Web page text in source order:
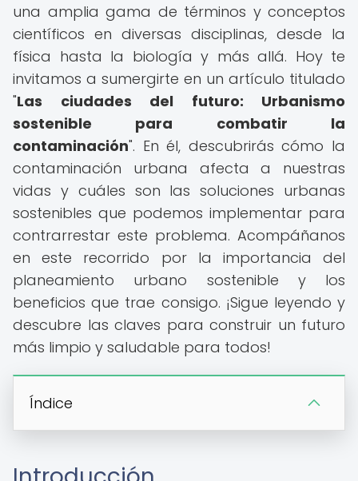
una amplia gama de términos y conceptos
científicos en diversas disciplinas, desde la
física hasta la biología y más allá. Hoy te
invitamos a sumergirte en un artículo titulado
"Las ciudades del futuro: Urbanismo
sostenible para combatir la
contaminación". En él, descubrirás cómo la
contaminación urbana afecta a nuestras
vidas y cuáles son las soluciones urbanas
sostenibles que podemos implementar para
contrarrestar este problema. Acompáñanos
en este recorrido por la importancia del
planeamiento urbano sostenible y los
beneficios que trae consigo. ¡Sigue leyendo y
descubre las claves para construir un futuro
más limpio y saludable para todos!
Índice